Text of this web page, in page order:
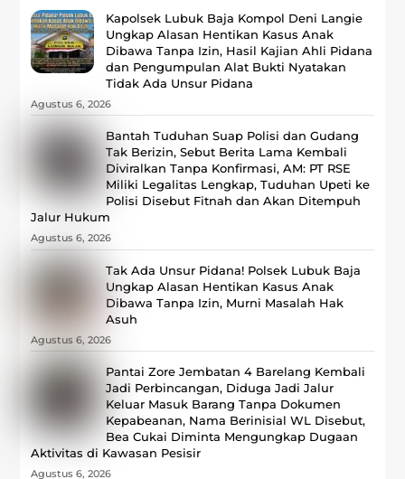
Kapolsek Lubuk Baja Kompol Deni Langie
Ungkap Alasan Hentikan Kasus Anak
Dibawa Tanpa Izin, Hasil Kajian Ahli Pidana
dan Pengumpulan Alat Bukti Nyatakan
Tidak Ada Unsur Pidana
Agustus 6, 2026
Bantah Tuduhan Suap Polisi dan Gudang
Tak Berizin, Sebut Berita Lama Kembali
Diviralkan Tanpa Konfirmasi, ‎AM: PT RSE
Miliki Legalitas Lengkap, Tuduhan Upeti ke
Polisi Disebut Fitnah dan Akan Ditempuh
Jalur Hukum
Agustus 6, 2026
Tak Ada Unsur Pidana! Polsek Lubuk Baja
Ungkap Alasan Hentikan Kasus Anak
Dibawa Tanpa Izin, Murni Masalah Hak
Asuh
Agustus 6, 2026
Pantai Zore Jembatan 4 Barelang Kembali
Jadi Perbincangan, Diduga Jadi Jalur
Keluar Masuk Barang Tanpa Dokumen
Kepabeanan, Nama Berinisial WL Disebut,
Bea Cukai Diminta Mengungkap Dugaan
Aktivitas di Kawasan Pesisir
Agustus 6, 2026